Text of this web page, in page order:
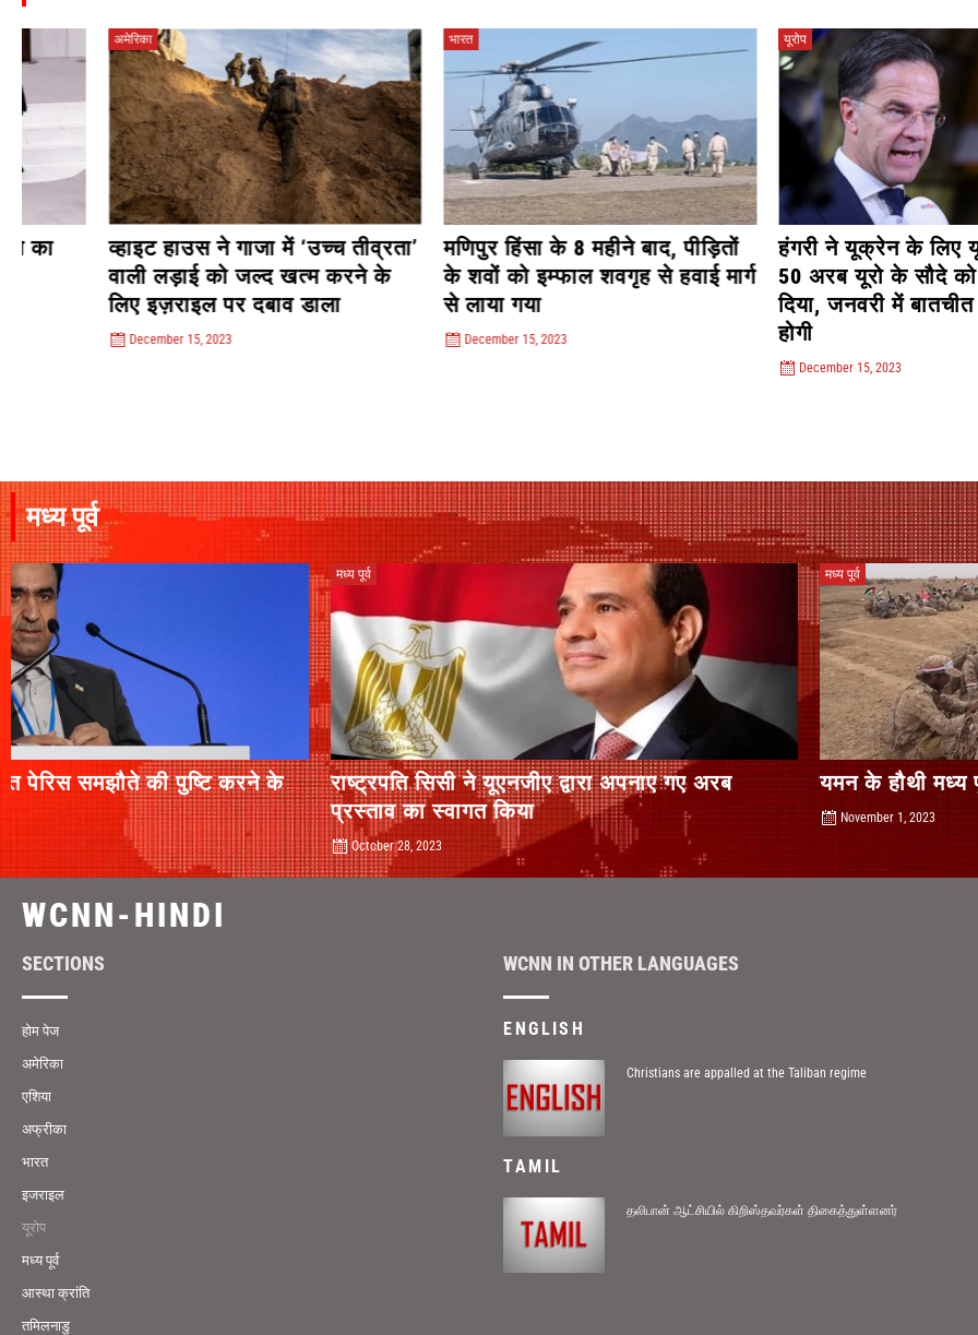
व्हाइट हाउस ने गाजा में ‘उच्च तीव्रता’
वाली लड़ाई को जल्द खत्म करने के
लिए इज़राइल पर दबाव डाला
December 15, 2023
भारत
मणिपुर हिंसा के 8 महीने बाद, पीड़ितों
के शवों को इम्फाल शवगृह से हवाई मार्ग
से लाया गया
December 15, 2023
हंगरी ने यूक्रेन के लिए यूरोपीय
50 अरब यूरो के सौदे को निलंबित
दिया, जनवरी में बातचीत फिर से
December 15, 2023
मध्य पूर्व
मध्य पूर्व
राष्ट्रपति सिसी ने यूएनजीए द्वारा अपनाए गए अरब
प्रस्ताव का स्वागत किया
यमन के हौथी मध्य पूर्व में संघर्ष में शामिल हो गए हैं
November 1, 2023
WCNN-HINDI
SECTIONS
होम पेज
अमेरिका
एशिया
अफ्रीका
भारत
इजराइल
यूरोप
मध्य पूर्व
आस्था क्रांति
तमिलनाडु
WCNN IN OTHER LANGUAGES
ENGLISH
Christians are appalled at the Taliban regime
TAMIL
தலிபான் ஆட்சியில் கிறிஸ்தவர்கள் திகைத்துள்ளனர்